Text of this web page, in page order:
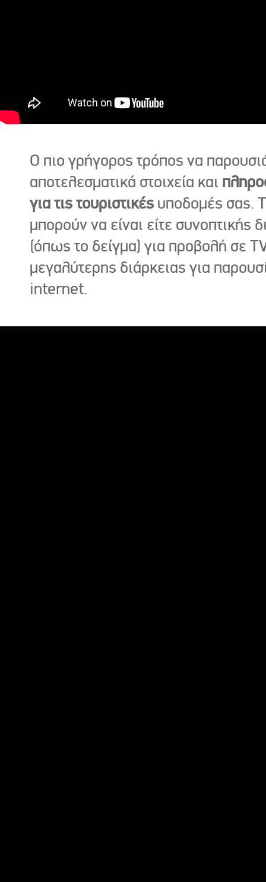
Ο πιο γρήγορος τρόπος να
αποτελεσματικά στοιχεία και
για τις τουριστικές υποδομές σας.
μπορούν να είναι είτε συνοπτικής
(όπως το δείγμα) για προβολή σε
μεγαλύτερης διάρκειας για
internet.